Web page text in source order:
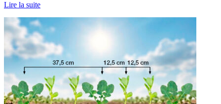
Lire la suite